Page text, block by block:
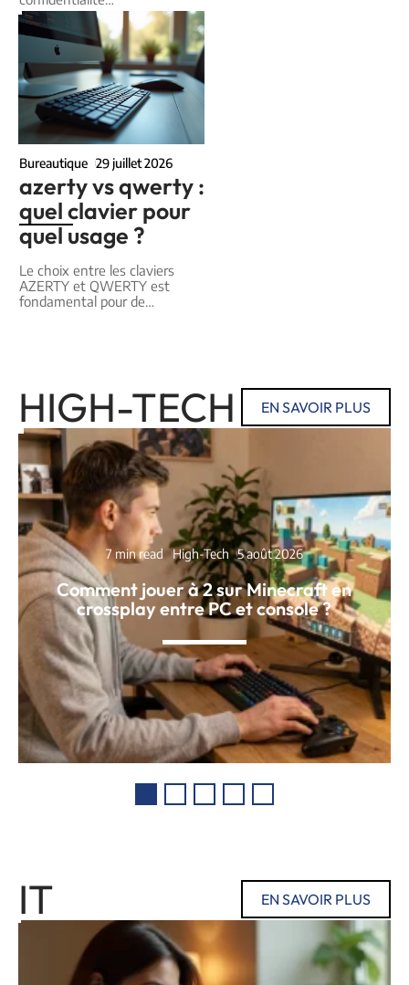
Bureautique 29 juillet 2026
azerty vs qwerty :
quel clavier pour
quel usage ?
Le choix entre les claviers
AZERTY et QWERTY est
fondamental pour de…
HIGH-TECH EN SAVOIR PLUS
7 min read High-Tech 5 août 2026
Comment jouer à 2 sur Minecraft en
crossplay entre PC et console ?
IT EN SAVOIR PLUS